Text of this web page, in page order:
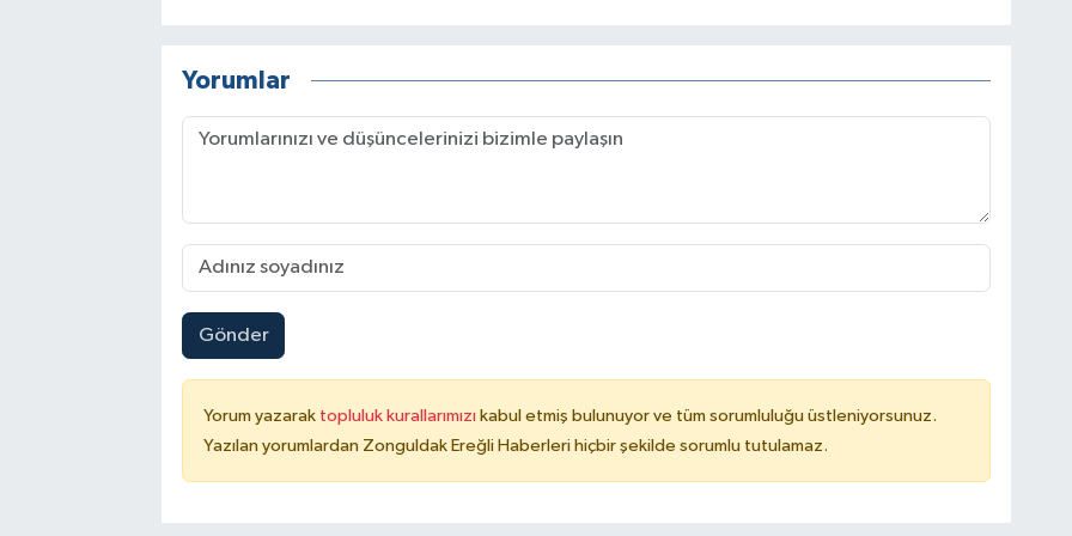
Yorumlar
Gönder
Yorum yazarak topluluk kurallarımızı kabul etmiş bulunuyor ve tüm sorumluluğu üstleniyorsunuz.
Yazılan yorumlardan Zonguldak Ereğli Haberleri hiçbir şekilde sorumlu tutulamaz.